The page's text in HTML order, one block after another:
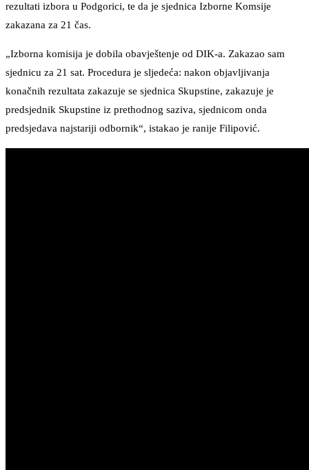
rezultati izbora u Podgorici, te da je sjednica Izborne Komsije
zakazana za 21 čas.
„Izborna komisija je dobila obavještenje od DIK-a. Zakazao sam
sjednicu za 21 sat. Procedura je sljedeća: nakon objavljivanja
konačnih rezultata zakazuje se sjednica Skupstine, zakazuje je
predsjednik Skupstine iz prethodnog saziva, sjednicom onda
predsjedava najstariji odbornik“, istakao je ranije Filipović.